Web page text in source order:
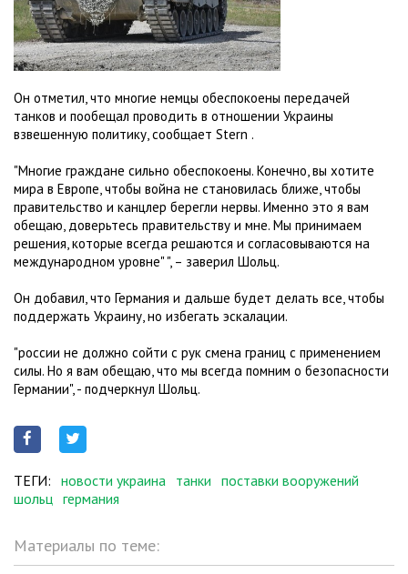
Он отметил, что многие немцы обеспокоены передачей
танков и пообещал проводить в отношении Украины
взвешенную политику, сообщает Stern .
"Многие граждане сильно обеспокоены. Конечно, вы хотите
мира в Европе, чтобы война не становилась ближе, чтобы
правительство и канцлер берегли нервы. Именно это я вам
обещаю, доверьтесь правительству и мне. Мы принимаем
решения, которые всегда решаются и согласовываются на
международном уровне" ", – заверил Шольц.
Он добавил, что Германия и дальше будет делать все, чтобы
поддержать Украину, но избегать эскалации.
"россии не должно сойти с рук смена границ с применением
силы. Но я вам обещаю, что мы всегда помним о безопасности
Германии", - подчеркнул Шольц.
ТЕГИ: новости украина танки поставки вооружений
шольц германия
Материалы по теме: